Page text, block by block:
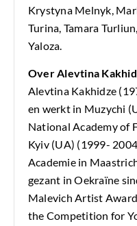
Krystyna Melnyk,
Turina, Tamara
Yaloza.
Over Alevtina
Alevtina Kakhidze
en werkt in Muzychi
National Academy of
Kyiv (UA) (1999-
Academie in
gezant in Oekraïne
Malevich Artist
the Competition for